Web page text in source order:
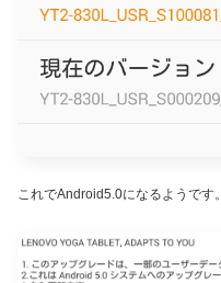
これでAndroid5.0になるようです。